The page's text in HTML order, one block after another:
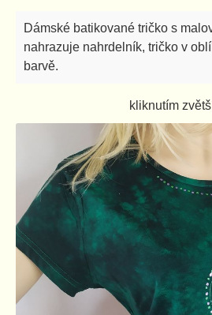
Dámské batikované tričko s
nahrazuje nahrdelník, tričko v
barvě.
kliknutím